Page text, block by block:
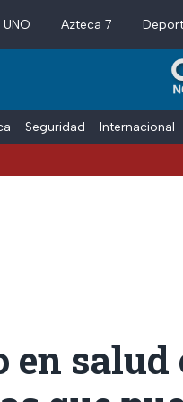
Azteca 7
Seguridad Internacional
en